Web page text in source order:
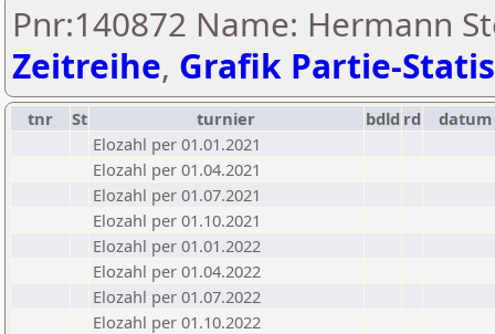
Pnr:140872 Name: Hermann
Zeitreihe, Grafik Partie-
tnr St turnier bdld rd
datum
Elozahl per 01.01.2021
Elozahl per 01.04.2021
Elozahl per 01.07.2021
Elozahl per 01.10.2021
Elozahl per 01.01.2022
Elozahl per 01.04.2022
Elozahl per 01.07.2022
Elozahl per 01.10.2022